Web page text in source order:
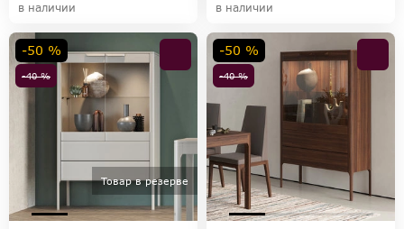
в наличии в наличии
-40 %
-50 %
Товар в резерве
-40 %
-50 %